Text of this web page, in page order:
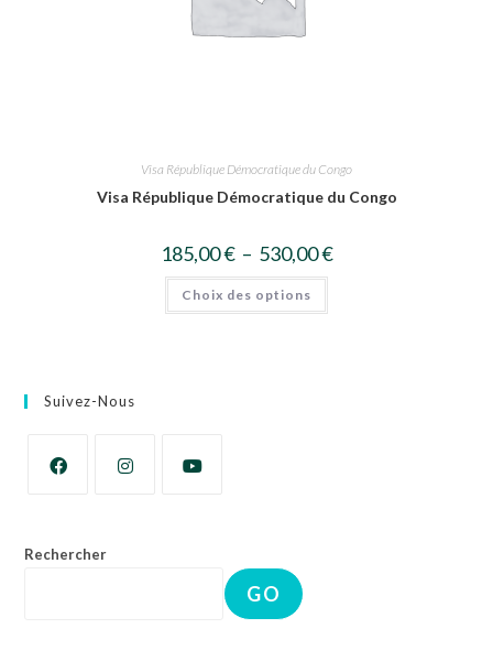
Visa République Démocratique du Congo
Visa République Démocratique du Congo
185,00€ – 530,00€
Choix des options
Suivez-Nous
Rechercher
GO